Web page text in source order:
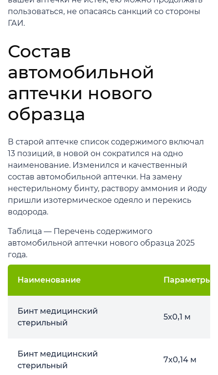
пользоваться, не опасаясь санкций со стороны
ГАИ.
Состав
автомобильной
аптечки нового
образца
В старой аптечке список содержимого включал
13 позиций, в новой он сократился на одно
наименование. Изменился и качественный
состав автомобильной аптечки. На замену
нестерильному бинту, раствору аммония и йоду
пришли изотермическое одеяло и перекись
водорода.
Таблица — Перечень содержимого
автомобильной аптечки нового образца 2025
года.
Наименование Параметры
Бинт медицинский
стерильный
5х0,1 м
Бинт медицинский
стерильный
7х0,14 м